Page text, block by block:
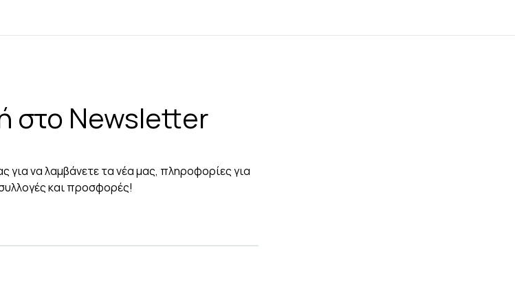
στο Newsletter
για να λαμβάνετε τα νέα μας, πληροφορίες για
και προσφορές!